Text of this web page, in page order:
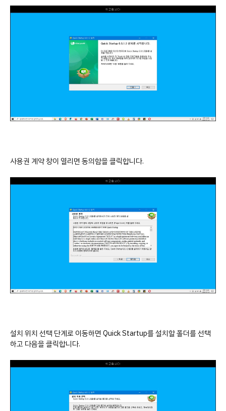
사용권 계약 창이 열리면 동의함을 클릭합니다.
설치 위치 선택 단계로 이동하면 Quick Startup를 설치할 폴더를 선택
하고 다음을 클릭합니다.